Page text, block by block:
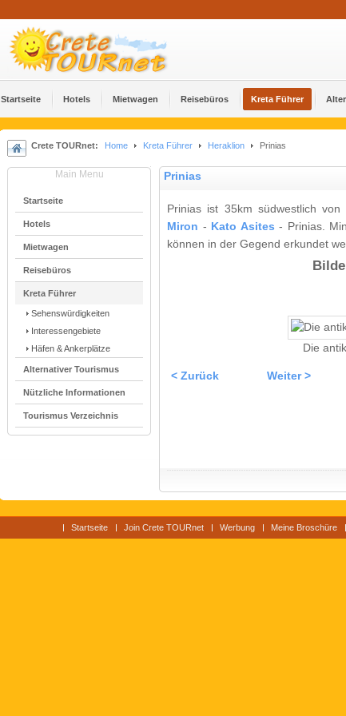
Startseite Hotels Mietwagen Reisebüros Kreta Führer
Crete TOURnet: Home Kreta Führer Heraklion Prinias
Main Menu
Startseite
Hotels
Mietwagen
Reisebüros
Kreta Führer
Sehenswürdigkeiten
Interessengebiete
Häfen & Ankerplätze
Alternativer Tourismus
Nützliche Informationen
Tourismus Verzeichnis
Prinias
Prinias ist 35km südwestlich von
Miron - Kato Asites - Prinias.
können in der Gegend erkundet
Die
< Zurück Weiter >
Startseite Join Crete TOURnet Werbung Meine Broschüre